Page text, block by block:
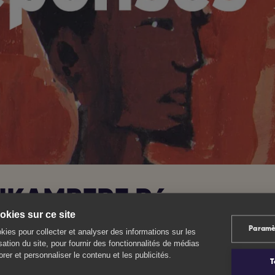
Réponses
2 sessions de formation « Comment animer des
des hommes et prévenir les violences ? » en Centre-Val de
sur ce site
pour collecter et analyser des informations sur les
du site, pour fournir des fonctionnalités de médias
et personnaliser le contenu et les publicités.